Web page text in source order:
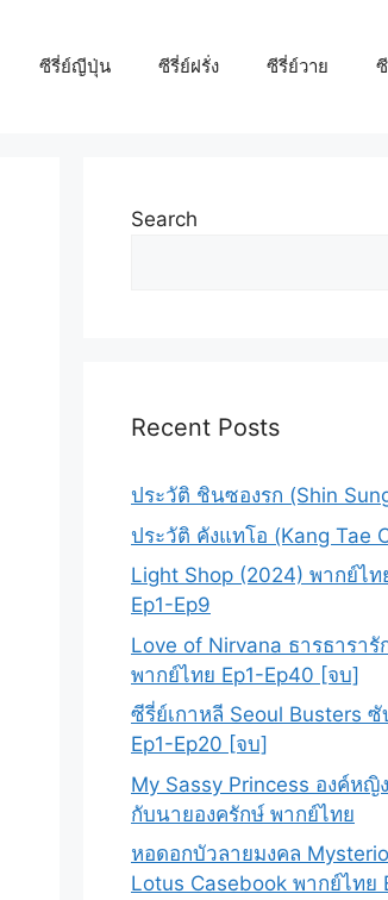
ซีรี่ย์ญีปุ่น ซีรี่ย์ฝรั่ง ซีรี่ย์วาย
Search
Recent Posts
ประวัติ ชินซองรก (Shin
ประวัติ คังแทโอ (Kang Tae
Light Shop (2024) พากย์ไ
Ep1-Ep9
Love of Nirvana ธารธารา
พากย์ไทย Ep1-Ep40 [จบ]
ซีรี่ย์เกาหลี Seoul Busters ซั
Ep1-Ep20 [จบ]
My Sassy Princess องค์หญิ
กับนายองครักษ์ พากย์ไทย
หอดอกบัวลายมงคล
Lotus Casebook พากย์ไทย